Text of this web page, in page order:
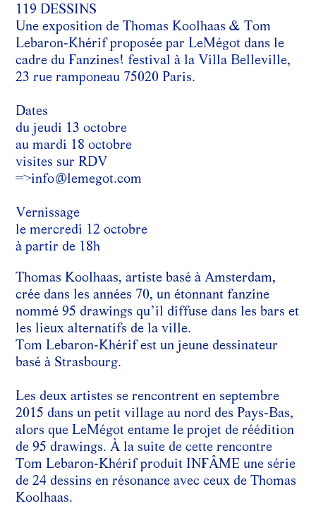
119 DESSINS
Une exposition de Thomas Koolhaas & Tom
Lebaron-Khérif proposée par LeMégot dans le
cadre du Fanzines! festival à laVilla Belleville,
23 rue ramponeau 75020 Paris.
Dates
du jeudi 13 octobre
au mardi 18 octobre
visites sur RDV
=>info@lemegot.com
Vernissage
le mercredi 12 octobre
à partir de 18h
Thomas Koolhaas, artiste basé à Amsterdam,
crée dans les années 70, un étonnant fanzine
nommé 95 drawings qu’il diffuse dans les bars et
les lieux alternatifs de la ville.
Tom Lebaron-Khérif est un jeune dessinateur
basé à Strasbourg.
Les deux artistes se rencontrent en septembre
2015 dans un petit village au nord des Pays-Bas,
alors que LeMégot entame le projet de réédition
de 95 drawings. À la suite de cette rencontre
Tom Lebaron-Khérif produit INFÂME une série
de 24 dessins en résonance avec ceux de Thomas
Koolhaas.